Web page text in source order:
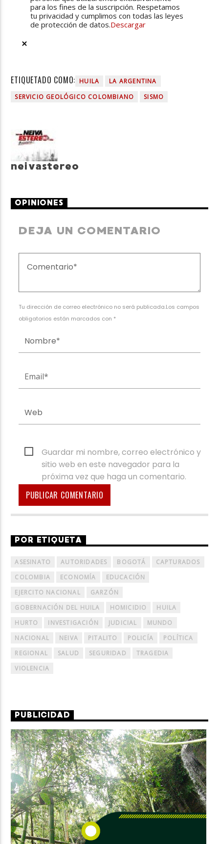
para los fines de la suscripción. Respetamos
tu privacidad y cumplimos con todas las leyes
de protección de datos.Descargar
ETIQUETADO COMO: HUILA
LA ARGENTINA
SERVICIO GEOLÓGICO COLOMBIANO
SISMO
neivastereo
OPINIONES
DEJA UN COMENTARIO
Tu dirección de correo electrónico no será publicada.Los campos
obligatorios están marcados con *
Guardar mi nombre, correo electrónico y
sitio web en este navegador para la
próxima vez que haga un comentario.
POR ETIQUETA
ASESINATO AUTORIDADES BOGOTÁ
CAPTURADOS
COLOMBIA
ECONOMÍA
EDUCACIÓN
EJERCITO NACIONAL
GARZÓN
GOBERNACIÓN DEL HUILA
HOMICIDIO
HUILA
HURTO
INVESTIGACIÓN JUDICIAL
MUNDO
NACIONAL
NEIVA PITALITO POLICÍA
POLÍTICA
REGIONAL
SALUD SEGURIDAD
TRAGEDIA
VIOLENCIA
PUBLICIDAD